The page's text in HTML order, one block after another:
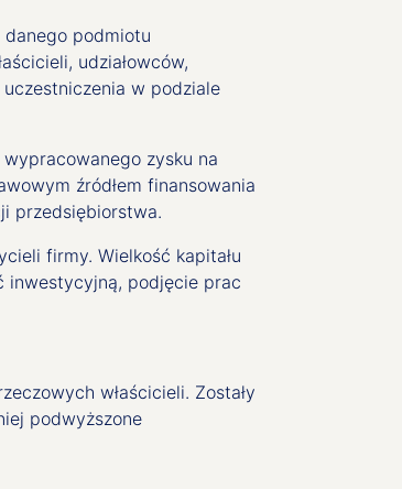
danego podmiotu
udziałowców,
w podziale
zysku na
źródłem finansowania
przedsiębiorstwa.
firmy. Wielkość kapitału
inwestycyjną, podjęcie prac
właścicieli. Zostały
podwyższone